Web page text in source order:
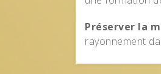
Préserver la
rayonnement